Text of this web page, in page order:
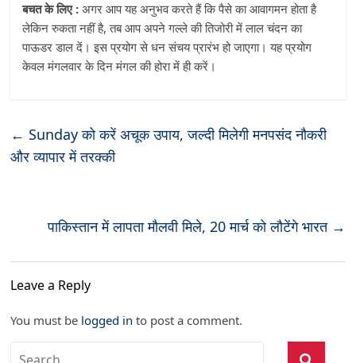
बचत के लिए :अगर आप यह अनुभव करते हैं कि पैसे का आवागमन होता है
लेकिन रुकता नहीं है, तब आप अपने गल्ले की तिजोरी में लाल चंदन का
पाऊडर डाल दें। इस प्रयोग से धन संचय प्रारंभ हो जाएगा। यह प्रयोग
केवल मंगलवार के दिन मंगल की होरा में ही करें।
← Sunday को करें अचूक उपाय, जल्दी मिलेगी मनपसंद नौकरी
और व्यापार में तरक्की
पाकिस्तान में लापता मौलवी मिले, 20 मार्च को लौटेंगे भारत →
Leave a Reply
You must be logged in to post a comment.